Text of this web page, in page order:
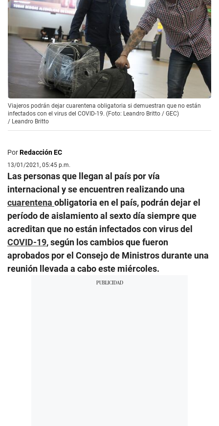
Viajeros podrán dejar cuarentena obligatoria si demuestran que no están
infectados con el virus del COVID-19. (Foto: Leandro Britto / GEC)
/ Leandro Britto
PorRedacción EC
13/01/2021, 05:45 p.m.
Las personas que llegan al país por vía
internacional y se encuentren realizando una
cuarentena obligatoria en el país, podrán dejar el
período de aislamiento al sexto día siempre que
acreditan que no están infectados con virus del
COVID-19, según los cambios que fueron
aprobados por el Consejo de Ministros durante una
reunión llevada a cabo este miércoles.